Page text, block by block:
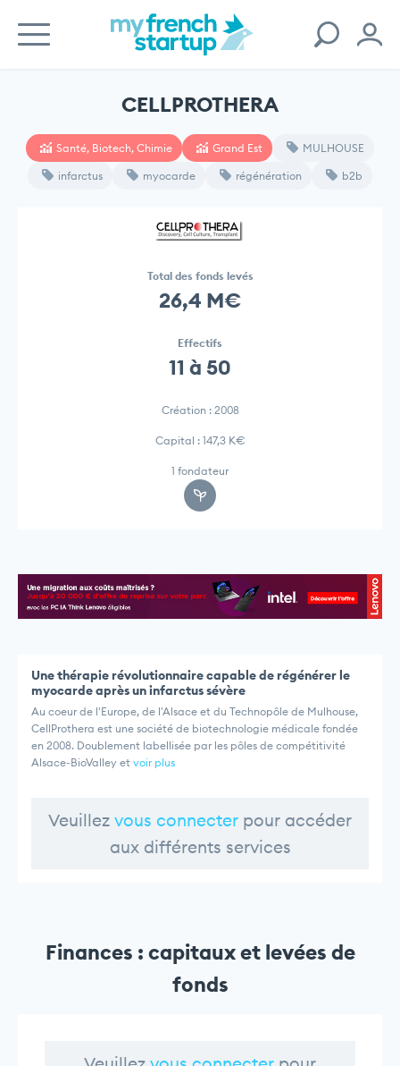
CELLPROTHERA
Santé, Biotech, Chimie Grand Est MULHOUSE
infarctus myocarde régénération b2b
Total des fonds levés
26,4 M€
Effectifs
11 à 50
Création : 2008
Capital : 147,3 K€
1 fondateur
Une thérapie révolutionnaire capable de régénérer le
myocarde après un infarctus sévère
Au coeur de l'Europe, de l'Alsace et du Technopôle de Mulhouse,
CellProthera est une société de biotechnologie médicale fondée
en 2008. Doublement labellisée par les pôles de compétitivité
Alsace-BioValley et voir plus
Veuillez vous connecter pour accéder
aux différents services
Finances : capitaux et levées de
fonds